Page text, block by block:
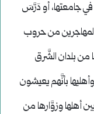
جامعتها، أو دَرَّسَ
من حروب
من بلدان الشَّرق
بأنَّهم يعيشون
أهلها وزوَّارها من